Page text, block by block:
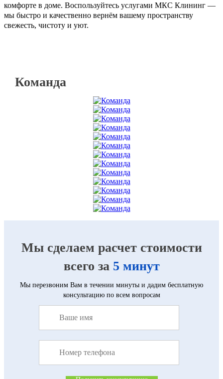
комфорте в доме. Воспользуйтесь услугами МКС Клининг —
мы быстро и качественно вернём вашему пространству
свежесть, чистоту и уют.
Команда
Мы сделаем расчет стоимости
всего за 5 минут
Мы перезвоним Вам в течении минуты и дадим бесплатную
консультацию по всем вопросам